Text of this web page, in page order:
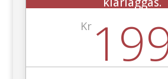
Kr